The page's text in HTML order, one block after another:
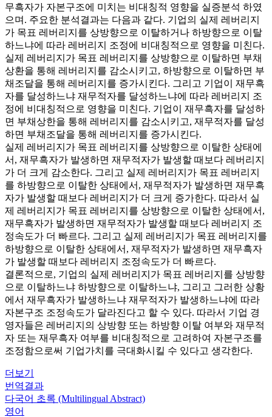
무흑자가 자본구조에 미치는 비대칭적 영향을 실증분석 하였
으며. 주요한 분석결과는 다음과 같다. 기업의 실제 레버리지
가 목표 레버리지를 상방향으로 이탈하거나 하방향으로 이탈
하느냐에 따라 레버리지 조정에 비대칭적으로 영향을 미친다.
실제 레버리지가 목표 레버리지를 상방향으로 이탈하면 부채
상환을 통해 레버리지를 감소시키고, 하방향으로 이탈하면 부
채조달을 통해 레버리지를 증가시킨다. 그리고 기업이 재무흑
자를 달성하느냐 재무적자를 달성하느냐에 따라 레버리지 조
정에 비대칭적으로 영향을 미친다. 기업이 재무흑자를 달성하
면 부채상한을 통해 레버리지를 감소시키고, 재무적자를 달성
하면 부채조달을 통해 레버리지를 증가시킨다.
실제 레버리지가 목표 레버리지를 상방향으로 이탈한 상태에
서, 재무흑자가 발생하면 재무적자가 발생할 때보다 레버리지
가 더 크게 감소한다. 그리고 실제 레버리지가 목표 레버리지
를 하방향으로 이탈한 상태에서, 재무적자가 발생하면 재무흑
자가 발생할 때보다 레버리지가 더 크게 증가한다. 따라서 실
제 레버리지가 목표 레버리지를 상방향으로 이탈한 상태에서,
재무흑자가 발생하면 재무적자가 발생할 때보다 레버리지 조
정속도가 더 빠르다. 그리고 실제 레버리지가 목표 레버리지를
하방향으로 이탈한 상태에서, 재무적자가 발생하면 재무흑자
가 발생할 때보다 레버리지 조정속도가 더 빠르다.
결론적으로, 기업의 실제 레버리지가 목표 레버리지를 상방향
으로 이탈하느냐 하방향으로 이탈하느냐, 그리고 그러한 상황
에서 재무흑자가 발생하느냐 재무적자가 발생하느냐에 따라
자본구조 조정속도가 달라진다고 할 수 있다. 따라서 기업 경
영자들은 레버리지의 상방향 또는 하방향 이탈 여부와 재무적
자 또는 재무흑자 여부를 비대칭적으로 고려하여 자본구조를
조정함으로써 기업가치를 극대화시킬 수 있다고 생각한다.
더보기
번역결과
다국어 초록 (Multilingual Abstract)
영어